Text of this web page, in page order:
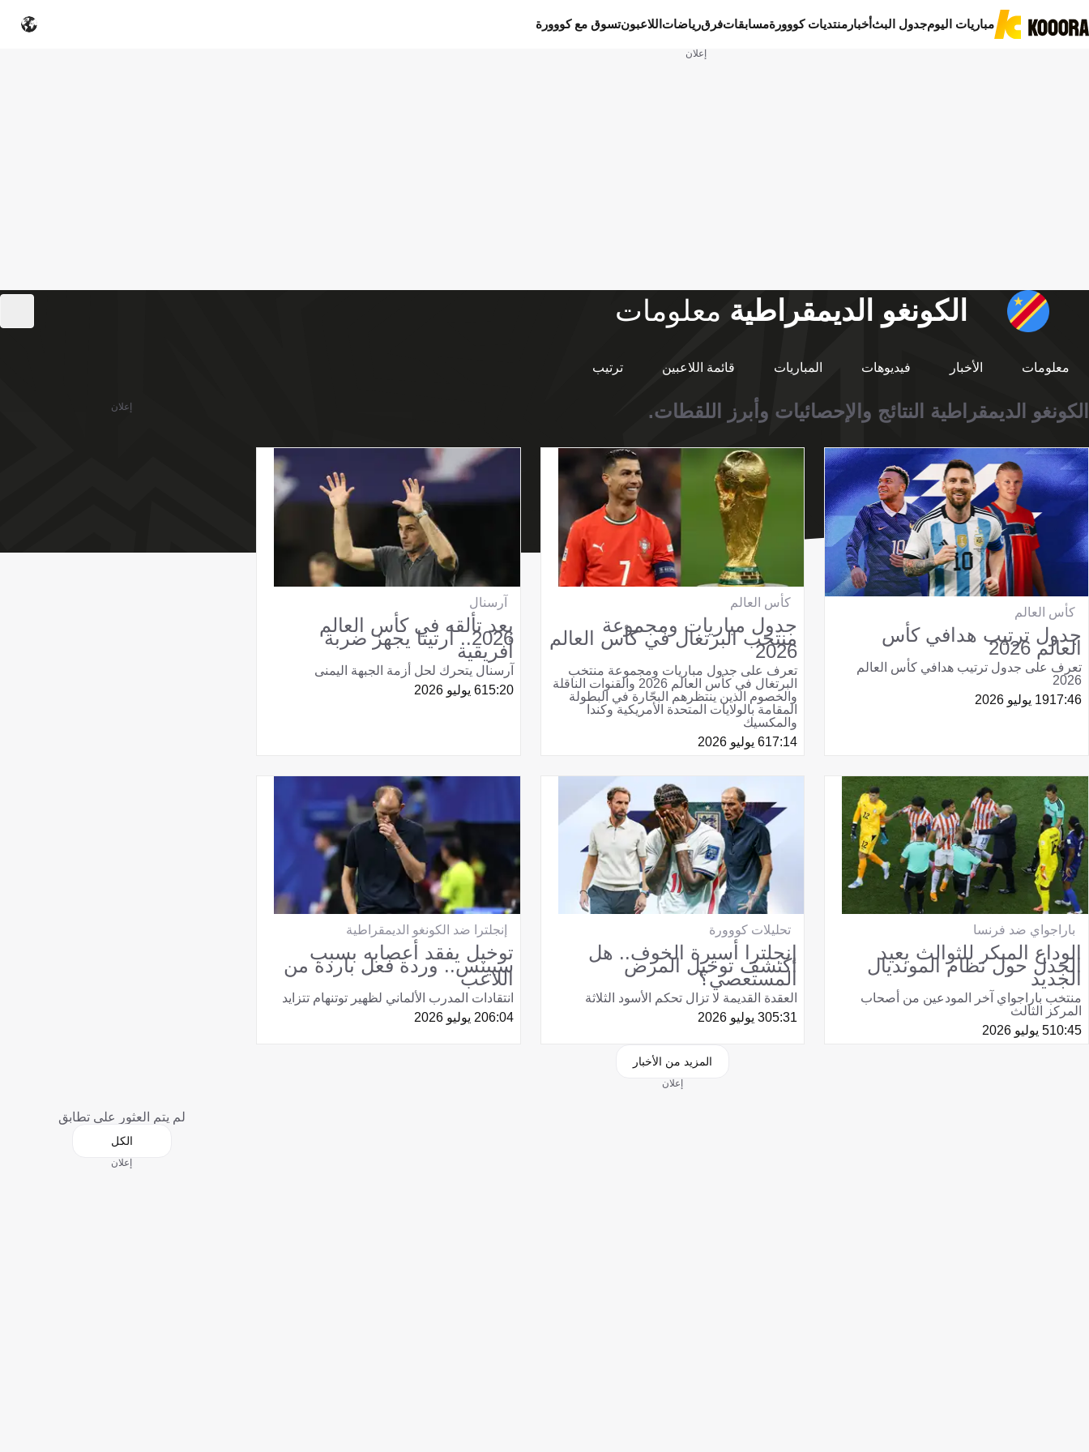
مباريات اليومجدول البثأخبار منتديات كووورةمسابقاتفرقرياضات اللاعبونتسوق مع كووورة
إعلان
الكونغو الديمقراطية معلومات
معلومات الأخبار فيديوهات المباريات قائمة اللاعبين ترتيب
الكونغو الديمقراطية النتائج والإحصائيات وأبرز اللقطات.
كأس العالم
جدول ترتيب هدافي كأس
العالم 2026
تعرف على جدول ترتيب هدافي كأس العالم
2026
17:4619 يوليو 2026
كأس العالم
جدول مباريات ومجموعة
منتخب البرتغال في كأس العالم
2026
تعرف على جدول مباريات ومجموعة منتخب
البرتغال في كأس العالم 2026 والقنوات الناقلة
والخصوم الذين ينتظرهم البحّارة في البطولة
المقامة بالولايات المتحدة الأمريكية وكندا
والمكسيك
17:146 يوليو 2026
آرسنال
بعد تألقه في كأس العالم
2026.. أرتيتا يجهز ضربة
أفريقية
آرسنال يتحرك لحل أزمة الجبهة اليمنى
15:206 يوليو 2026
باراجواي ضد فرنسا
الوداع المبكر للثوالث يعيد
الجدل حول نظام المونديال
الجديد
منتخب باراجواي آخر المودعين من أصحاب
المركز الثالث
10:455 يوليو 2026
تحليلات كووورة
إنجلترا أسيرة الخوف.. هل
اكتشف توخيل المرض
المستعصي؟
العقدة القديمة لا تزال تحكم الأسود الثلاثة
05:313 يوليو 2026
إنجلترا ضد الكونغو الديمقراطية
توخيل يفقد أعصابه بسبب
سبينس.. وردة فعل باردة من
اللاعب
انتقادات المدرب الألماني لظهير توتنهام تتزايد
06:042 يوليو 2026
المزيد من الأخبار
إعلان
إعلان
لم يتم العثور على تطابق
الكل
إعلان